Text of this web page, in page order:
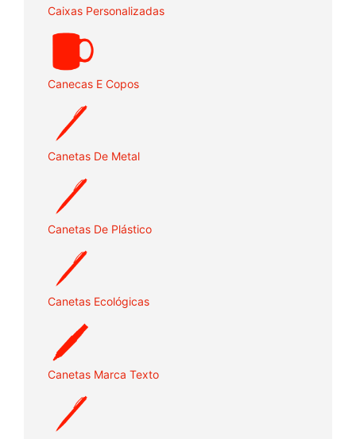
Caixas Personalizadas
Canecas E Copos
Canetas De Metal
Canetas De Plástico
Canetas Ecológicas
Canetas Marca Texto